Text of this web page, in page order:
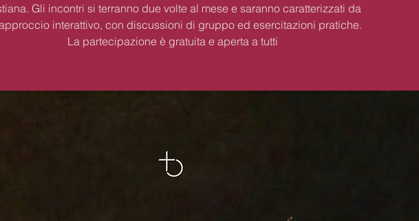
Gli incontri si terranno due volte al mese e saranno caratterizzati da
interattivo, con discussioni di gruppo ed esercitazioni pratiche.
La partecipazione è gratuita e aperta a tutti